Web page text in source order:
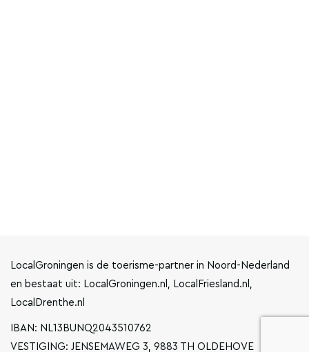
LocalGroningen is de toerisme-partner in Noord-Nederland
en bestaat uit: LocalGroningen.nl, LocalFriesland.nl,
LocalDrenthe.nl
IBAN: NL13BUNQ2043510762
VESTIGING: JENSEMAWEG 3, 9883 TH OLDEHOVE